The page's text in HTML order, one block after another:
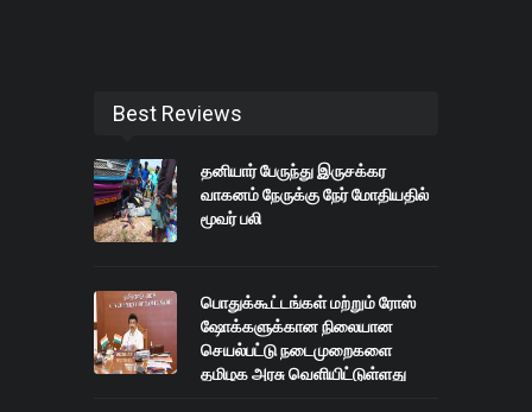
Best Reviews
தனியார் பேருந்து இருசக்கர
வாகனம் நேருக்கு நேர் மோதியதில்
மூவர் பலி
பொதுக்கூட்டங்கள் மற்றும் ரோஸ்
ஷோக்களுக்கான நிலையான
செயல்பட்டு நடைமுறைகளை
தமிழக அரசு வெளியிட்டுள்ளது